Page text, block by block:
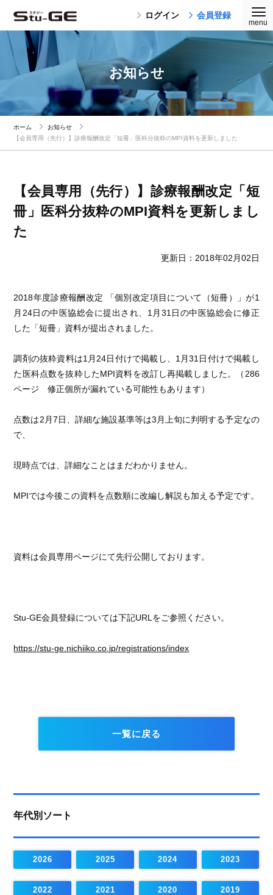
ログイン 会員登録
お知らせ
ホーム
お知らせ
【会員専用（先行）】診療報酬改定「短冊」医科分抜粋のMPI資料を更新しました
【会員専用（先行）】診療報酬改定「短
冊」医科分抜粋のMPI資料を更新しまし
た
更新日：2018年02月02日
2018年度診療報酬改定 「個別改定項目について（短冊）」が1
月24日の中医協総会に提出され、1月31日の中医協総会に修正
した「短冊」資料が提出されました。
調剤の抜粋資料は1月24日付けで掲載し、1月31日付けで掲載し
た医科点数を抜粋したMPI資料を改訂し再掲載しました。（286
ページ 修正個所が漏れている可能性もあります）
点数は2月7日、詳細な施設基準等は3月上旬に判明する予定なの
で、
現時点では、詳細なことはまだわかりません。
MPIでは今後この資料を点数順に改編し解説も加える予定です。
資料は会員専用ページにて先行公開しております。
Stu-GE会員登録については下記URLをご参照ください。
https://stu-ge.nichiiko.co.jp/registrations/index
一覧に戻る
年代別ソート
2026 2025 2024 2023
2022 2021 2020 2019